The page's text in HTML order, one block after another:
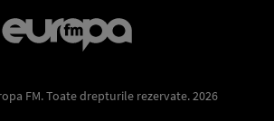
FM. Toate drepturile rezervate. 2026